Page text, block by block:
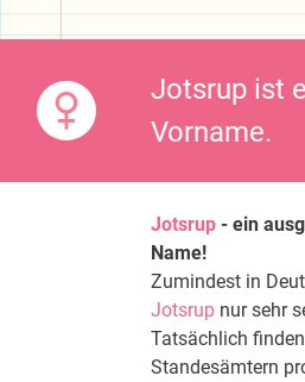
Jotsrup ist
Vorname.
Jotsrup - ein
Name!
Zumindest in
Jotsrup nur sehr
Tatsächlich
Standesämtern